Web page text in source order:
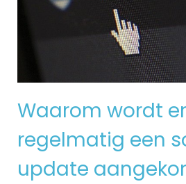
Waarom wordt er
regelmatig een
update